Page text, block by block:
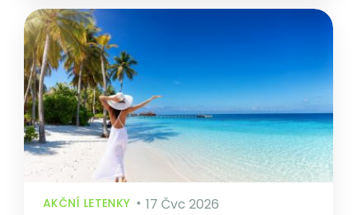
AKČNÍ LETENKY 17 Čvc 2026